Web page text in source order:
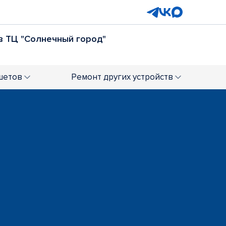
ТЦ "Солнечный город"
+7 (342) 206-01-57
ТЦ "Луч"
Ремонт других устройств